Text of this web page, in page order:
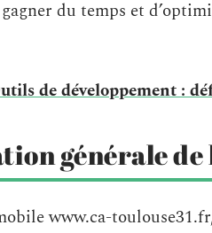
du temps et
de développement :
générale
www.ca-